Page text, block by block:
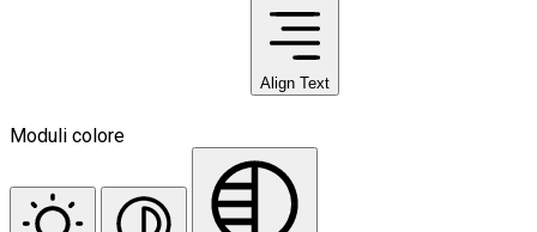
Align Text
Moduli colore